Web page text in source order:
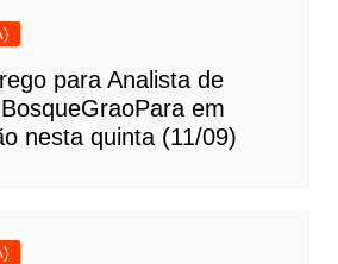
para Analista de
em
nesta quinta (11/09)